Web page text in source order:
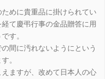
めに貴重品に掛けられてい
て慶弔行事の金品贈答に用
す。
間に汚れないようにという
。
ますが、改めて日本人の心